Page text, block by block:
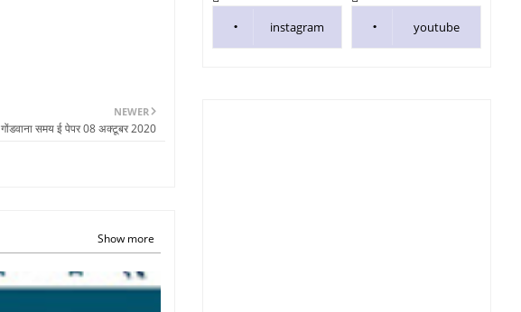
NEWER
गोंडवाना समय ई पेपर 08 अक्टूबर 2020
Show more
instagram youtube